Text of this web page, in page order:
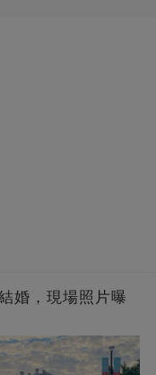
婚，現場照片曝